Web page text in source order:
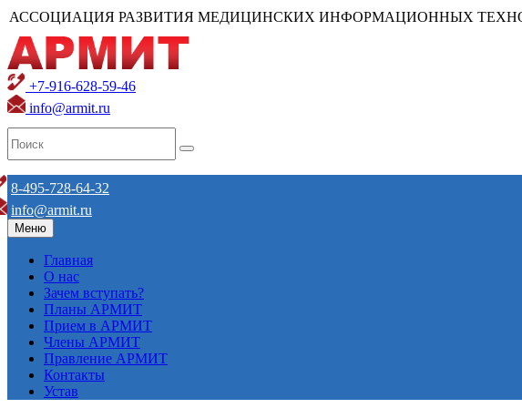
АССОЦИАЦИЯ РАЗВИТИЯ МЕДИЦИНСКИХ ИНФОРМАЦИОННЫХ
+7-916-628-59-46
info@armit.ru
8-495-728-64-32
info@armit.ru
Меню
Главная
О нас
Зачем вступать?
Планы АРМИТ
Прием в АРМИТ
Члены АРМИТ
Правление АРМИТ
Контакты
Устав